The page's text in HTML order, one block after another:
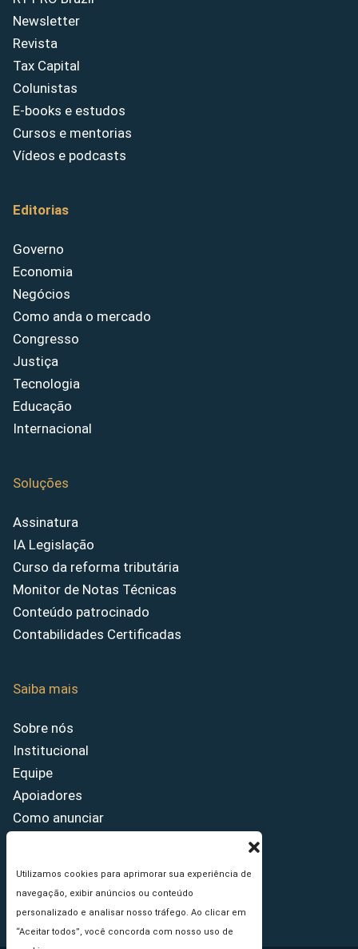
Utilizamos cookies para aprimorar sua experiência de
navegação, exibir anúncios ou conteúdo
personalizado e analisar nosso tráfego. Ao clicar em
“Aceitar todos”, você concorda com nosso uso de
Newsletter
Revista
Tax Capital
Colunistas
E-books e estudos
Cursos e mentorias
Vídeos e podcasts
Editorias
Governo
Economia
Negócios
Como anda o mercado
Congresso
Justiça
Tecnologia
Educação
Internacional
Soluções
Assinatura
IA Legislação
Curso da reforma tributária
Monitor de Notas Técnicas
Conteúdo patrocinado
Contabilidades Certificadas
Saiba mais
Sobre nós
Institucional
Equipe
Apoiadores
Como anunciar
Princípios Editoriais